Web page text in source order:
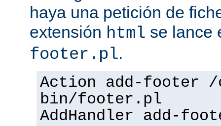
haya una petición de
extensión html se lance
footer.pl.
Action add-footer
bin/footer.pl
AddHandler add-